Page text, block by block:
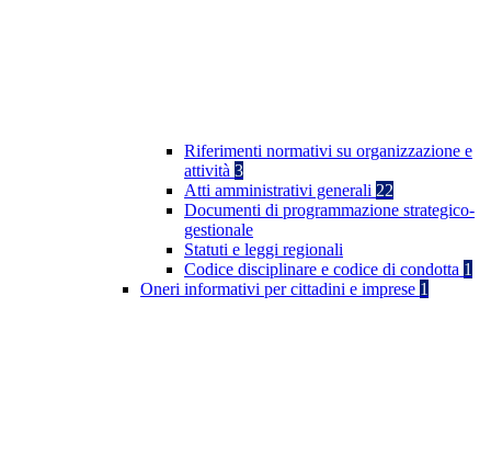
Riferimenti normativi su organizzazione e
attività 3
Atti amministrativi generali 22
Documenti di programmazione strategico-
gestionale
Statuti e leggi regionali
Codice disciplinare e codice di condotta 1
Oneri informativi per cittadini e imprese 1